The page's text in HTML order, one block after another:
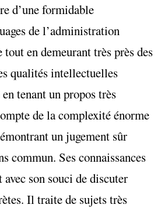
d’une formidable
de l’administration
en demeurant très près des
qualités intellectuelles
tenant un propos très
de la complexité énorme
un jugement sûr
commun. Ses connaissances
son souci de discuter
Il traite de sujets très